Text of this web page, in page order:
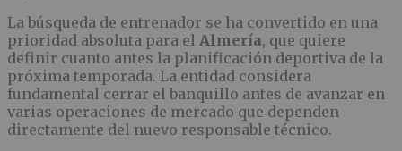
La búsqueda de entrenador se ha convertido en una
prioridad absoluta para el Almería, que quiere
definir cuanto antes la planificación deportiva de la
próxima temporada. La entidad considera
fundamental cerrar el banquillo antes de avanzar en
varias operaciones de mercado que dependen
directamente del nuevo responsable técnico.